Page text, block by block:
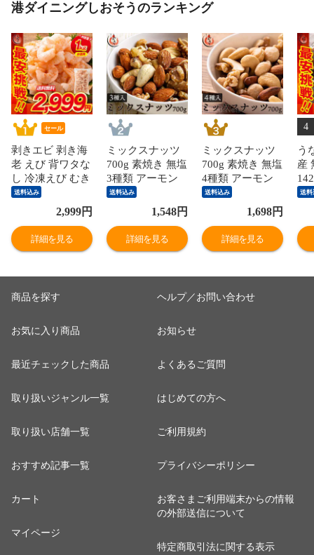
港ダイニングしおそうのランキング
セール
剥きエビ 剥き海
老 えび 背ワタな
し 冷凍えび むき
海老 【当店通常
価格3,999円→送
料無料2,999
円！】バナメイ
剥き身 1kg （解
サイズ 海鮮 冷凍
海老 1キロ 大量
贈答 送料無料
送料込み
2,999円
詳細を見る
ミックスナッツ
700g 素焼き 無塩
3種類 アーモン
ド カシューナッ
ツ クルミ 食塩不
使用 加工オイル
不使用
送料込み
1,548円
詳細を見る
ミックスナッツ
700g 素焼き 無塩
4種類 アーモン
ド カシューナッ
ツ クルミ マカダ
ミアナッツ 食塩
不使用 加工オイ
ル不使用
送料込み
1,698円
詳細を見る
4
う
産
【
円
プ
送料
商品を探す
お気に入り商品
最近チェックした商品
取り扱いジャンル一覧
取り扱い店舗一覧
おすすめ記事一覧
カート
マイページ
ヘルプ／お問い合わせ
お知らせ
よくあるご質問
はじめての方へ
ご利用規約
プライバシーポリシー
お客さまご利用端末からの情報
の外部送信について
特定商取引法に関する表示